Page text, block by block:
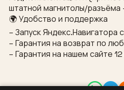
штатной магнитолы/
🌍 Удобство и поддержка
– Запуск Яндекс.Навигатора
– Гарантия на возврат по
– Гарантия на нашем сайте